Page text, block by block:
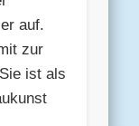
auf.
zur
ist als